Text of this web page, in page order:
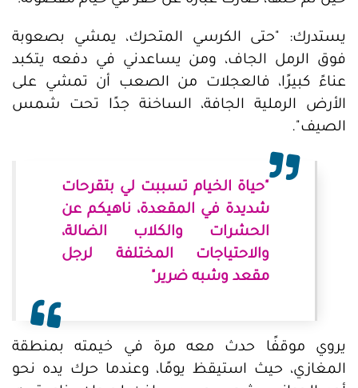
يستدرك: "حتى الكرسي المتحرك، يمشي بصعوبة
فوق الرمل الجاف، ومن يساعدني في دفعه يتكبد
عناءً كبيرًا، فالعجلات من الصعب أن تمشي على
الأرض الرملية الجافة، الساخنة جدًا تحت شمس
الصيف".
"حياة الخيام تسببت لي بتقرحات
شديدة في المقعدة، ناهيكم عن
الحشرات والكلاب الضالة،
والاحتياجات المختلفة لرجل
مقعد وشبه ضرير"
يروي موقفًا حدث معه مرة في خيمته بمنطقة
المغازي، حيث استيقظ يومًا، وعندما حرك يده نحو